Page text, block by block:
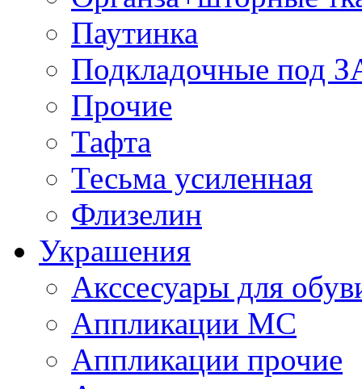
Паутинка
Подкладочные под
Прочие
Тафта
Тесьма усиленная
Флизелин
Украшения
Акссесуары для
Аппликации МС
Аппликации прочие